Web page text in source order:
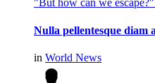
"But how can we
Nulla pellentesque diam
in World News